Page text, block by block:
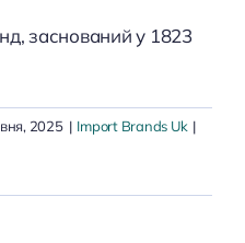
заснований у 1823
2025 | Import Brands Uk |